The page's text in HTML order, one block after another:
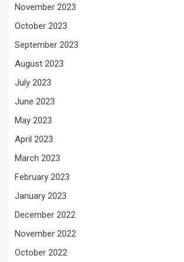
November 2023
October 2023
September 2023
August 2023
July 2023
June 2023
May 2023
April 2023
March 2023
February 2023
January 2023
December 2022
November 2022
October 2022